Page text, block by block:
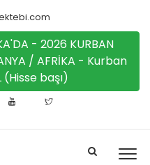
- 2026 KURBAN
/ AFRİKA - Kurban
(Hisse başı)